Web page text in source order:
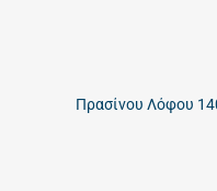
Πρασίνου Λόφου